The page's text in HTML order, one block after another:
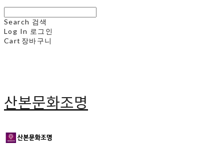
Search 검색
Log In 로그인
Cart 장바구니
산본문화조명